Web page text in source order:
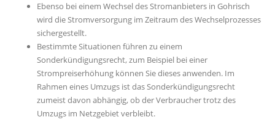
Ebenso bei einem Wechsel des Stromanbieters in Gohrisch
wird die Stromversorgung im Zeitraum des Wechselprozesses
sichergestellt.
Bestimmte Situationen führen zu einem
Sonderkündigungsrecht, zum Beispiel bei einer
Strompreiserhöhung können Sie dieses anwenden. Im
Rahmen eines Umzugs ist das Sonderkündigungsrecht
zumeist davon abhängig, ob der Verbraucher trotz des
Umzugs im Netzgebiet verbleibt.